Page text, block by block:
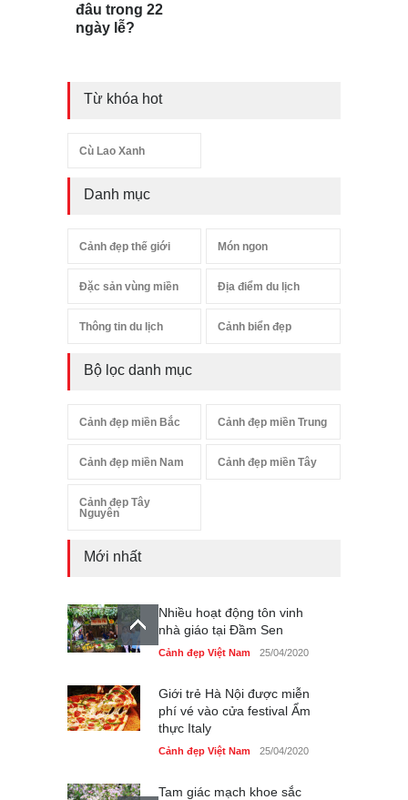
đâu trong 22
ngày lễ?
Từ khóa hot
Cù Lao Xanh
Danh mục
Cảnh đẹp thế giới Món ngon
Đặc sản vùng miền Địa điểm du lịch
Thông tin du lịch Cảnh biển đẹp
Bộ lọc danh mục
Cảnh đẹp miền Bắc Cảnh đẹp miền Trung
Cảnh đẹp miền Nam Cảnh đẹp miền Tây
Cảnh đẹp Tây
Nguyên
Mới nhất
Nhiều hoạt động tôn vinh
nhà giáo tại Đầm Sen
Cảnh đẹp Việt Nam 25/04/2020
Giới trẻ Hà Nội được miễn
phí vé vào cửa festival Ẩm
thực Italy
Cảnh đẹp Việt Nam 25/04/2020
Tam giác mạch khoe sắc